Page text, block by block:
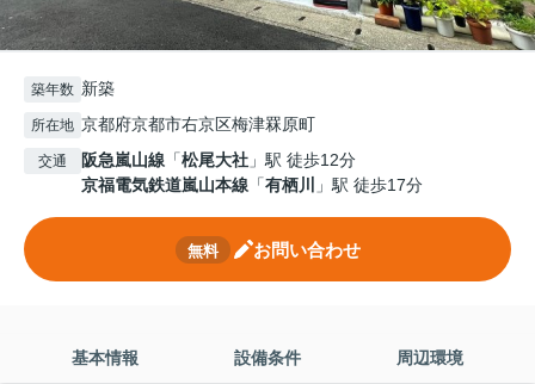
築年数 新築
所在地 京都府京都市右京区梅津罧原町
交通 阪急嵐山線 「松尾大社 」駅 徒歩12分
京福電気鉄道嵐山本線 「有栖川 」駅 徒歩17分
無料 お問い合わせ
基本情報 設備条件 周辺環境